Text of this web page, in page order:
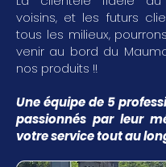
voisins, et les futurs
tous les milieux,
venir au bord du
nos produits !!
Une équipe de 5
passionnés par leur
votre service tout au